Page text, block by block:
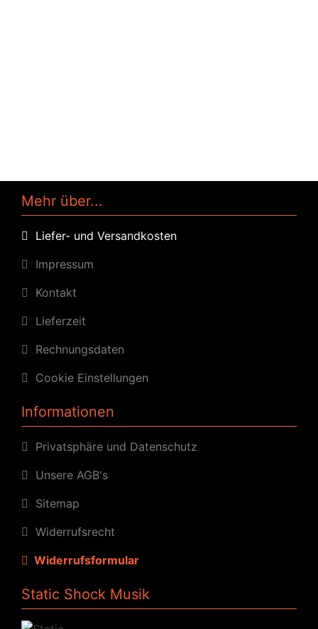
Mehr über...
Liefer- und Versandkosten
Impressum
Kontakt
Lieferzeit
Rechnungsdaten
Cookie Einstellungen
Informationen
Privatsphäre und Datenschutz
Unsere AGB's
Sitemap
Widerrufsrecht
Widerrufsformular
Static Shock Musik